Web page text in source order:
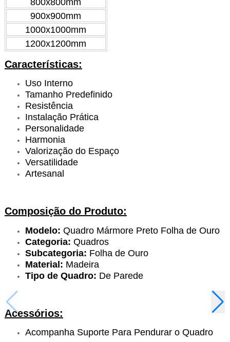
900x900mm
1000x1000mm
1200x1200mm
Características:
Uso Interno
Tamanho Predefinido
Resistência
Instalação Prática
Personalidade
Harmonia
Valorização do Espaço
Versatilidade
Artesanal
Composição do Produto:
Modelo: Quadro Mármore Preto Folha de Ouro
Categoria: Quadros
Subcategoria: Folha de Ouro
Material: Madeira
Tipo de Quadro: De Parede
Acessórios:
Acompanha Suporte Para Pendurar o Quadro